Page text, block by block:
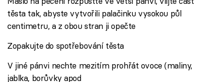
těsta tak, abyste vytvořili palačinku vysokou půl
centimetru, a z obou stran ji opečte
Zopakujte do spotřebování těsta
V jiné pánvi nechte mezitím prohřát ovoce (maliny,
jablka, borůvky apod